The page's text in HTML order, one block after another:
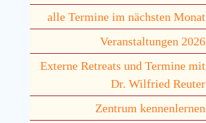
überspringen
alle Termine im nächsten Monat
Veranstaltungen 2026
Externe Retreats und Termine mit
Dr. Wilfried Reuter
Zentrum kennenlernen